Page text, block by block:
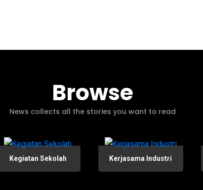
Browse
News collects all the stories you want to read
Kegiatan Sekolah Kerjasama Industri